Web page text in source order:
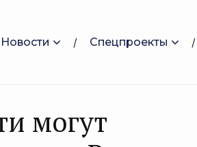
Новости Спецпроекты
могут